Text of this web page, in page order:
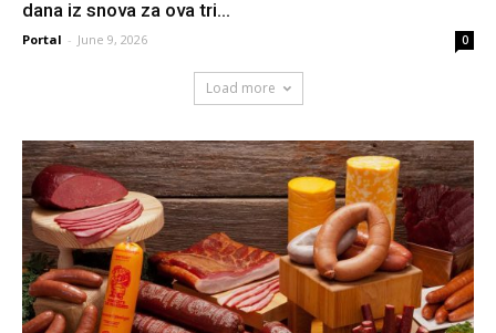
dana iz snova za ova tri...
Portal - June 9, 2026 0
Load more